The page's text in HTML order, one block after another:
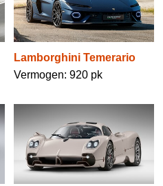
Lamborghini Temerario
Vermogen: 920 pk